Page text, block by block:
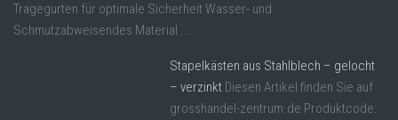
Tragegurten für optimale Sicherheit Wasser- und
Schmutzabweisendes Material ...
Stapelkästen aus Stahlblech – gelocht
– verzinkt Diesen Artikel finden Sie auf
grosshandel-zentrum.de Produktcode: